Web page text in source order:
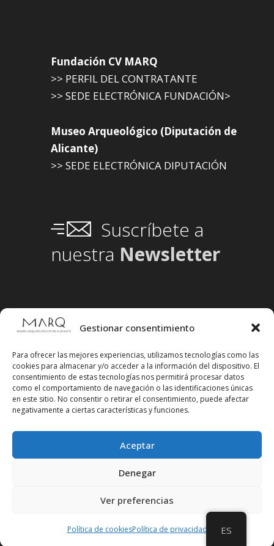
Gestionar consentimiento
Para ofrecer las mejores experiencias, utilizamos tecnologías como las
cookies para almacenar y/o acceder a la información del dispositivo. El
consentimiento de estas tecnologías nos permitirá procesar datos
como el comportamiento de navegación o las identificaciones únicas
en este sitio. No consentir o retirar el consentimiento, puede afectar
negativamente a ciertas características y funciones.
Aceptar
Denegar
Ver preferencias
Política de cookiesPolítica de privacidad
Fundación CV MARQ
>> PERFIL DEL CONTRATANTE
>> SEDE ELECTRÓNICA FUNDACIÓN>
Museo Arqueológico (Diputación de
Alicante)
>> SEDE ELECTRÓNICA DIPUTACIÓN
Suscríbete a
nuestra Newsletter
Síguenos en redes sociales
ES